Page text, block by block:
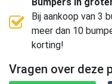
Bij aankoop van 3
meer dan 10
korting!
Vragen over deze